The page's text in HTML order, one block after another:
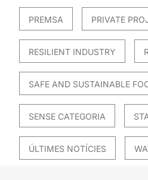
PREMSA PRIVATE
RESILIENT INDUSTRY
SAFE AND SUSTAINABLE
SENSE CATEGORIA
ÚLTIMES NOTÍCIES